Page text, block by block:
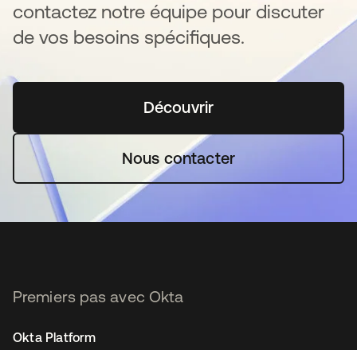
contactez notre équipe pour discuter
de vos besoins spécifiques.
Découvrirs’ouvre dans un nouvel
Nous contacter
Premiers pas avec Okta
Okta Platform